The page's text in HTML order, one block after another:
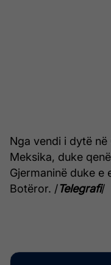
Nga vendi i dytë në
Meksika, duke
Gjermaninë duke e
Botëror. /Telegrafi/